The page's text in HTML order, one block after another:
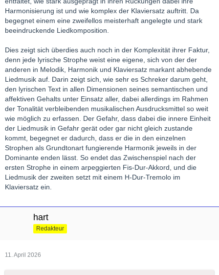
Harmonisierung ist und wie komplex der Klaviersatz auftritt. Da
begegnet einem eine zweifellos meisterhaft angelegte und stark
beeindruckende Liedkomposition.
Dies zeigt sich überdies auch noch in der Komplexität ihrer Faktur,
denn jede lyrische Strophe weist eine eigene, sich von der der
anderen in Melodik, Harmonik und Klaviersatz markant abhebende
Liedmusik auf. Darin zeigt sich, wie sehr es Schreker darum geht,
den lyrischen Text in allen Dimensionen seines semantischen und
affektiven Gehalts unter Einsatz aller, dabei allerdings im Rahmen
der Tonalität verbleibenden musikalischen Ausdrucksmittel so weit
wie möglich zu erfassen. Der Gefahr, dass dabei die innere Einheit
der Liedmusik in Gefahr gerät oder gar nicht gleich zustande
kommt, begegnet er dadurch, dass er die in den einzelnen
Strophen als Grundtonart fungierende Harmonik jeweils in der
Dominante enden lässt. So endet das Zwischenspiel nach der
ersten Strophe in einem arpeggierten Fis-Dur-Akkord, und die
Liedmusik der zweiten setzt mit einem H-Dur-Tremolo im
Klaviersatz ein.
hart
Redakteur
11. April 2026